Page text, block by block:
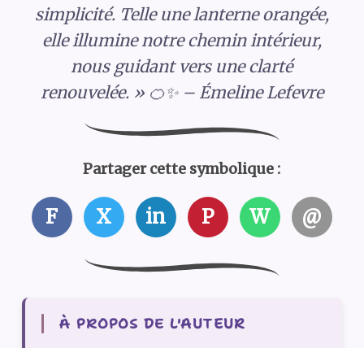
simplicité. Telle une lanterne orangée,
elle illumine notre chemin intérieur,
nous guidant vers une clarté
renouvelée. » 🍊✨ – Émeline Lefevre
Partager cette symbolique :
F X in P W @
À PROPOS DE L'AUTEUR